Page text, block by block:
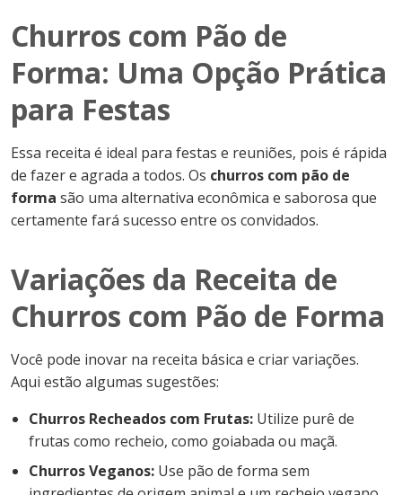
Churros com Pão de
Forma: Uma Opção Prática
para Festas
Essa receita é ideal para festas e reuniões, pois é rápida
de fazer e agrada a todos. Os churros com pão de
forma são uma alternativa econômica e saborosa que
certamente fará sucesso entre os convidados.
Variações da Receita de
Churros com Pão de Forma
Você pode inovar na receita básica e criar variações.
Aqui estão algumas sugestões:
Churros Recheados com Frutas: Utilize purê de
frutas como recheio, como goiabada ou maçã.
Churros Veganos: Use pão de forma sem